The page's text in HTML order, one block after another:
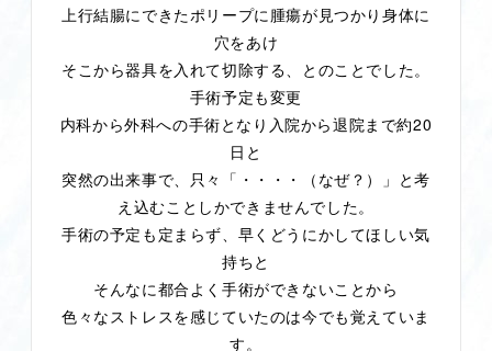
上行結腸にできたポリープに腫瘍が見つかり身体に
穴をあけ
そこから器具を入れて切除する、とのことでした。
手術予定も変更
内科から外科への手術となり入院から退院まで約20
日と
突然の出来事で、只々「・・・・（なぜ？）」と考
え込むことしかできませんでした。
手術の予定も定まらず、早くどうにかしてほしい気
持ちと
そんなに都合よく手術ができないことから
色々なストレスを感じていたのは今でも覚えていま
す。